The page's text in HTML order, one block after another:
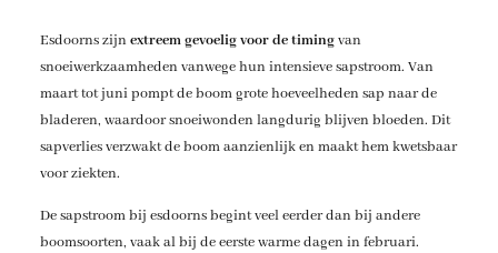
Esdoorns zijnextreem gevoelig voor de timingvan
snoeiwerkzaamheden vanwege hun intensieve sapstroom. Van
maart tot juni pompt de boom grote hoeveelheden sap naar de
bladeren, waardoor snoeiwonden langdurig blijven bloeden. Dit
sapverlies verzwakt de boom aanzienlijk en maakt hem kwetsbaar
voor ziekten.
De sapstroom bij esdoorns begint veel eerder dan bij andere
boomsoorten, vaak al bij de eerste warme dagen in februari.